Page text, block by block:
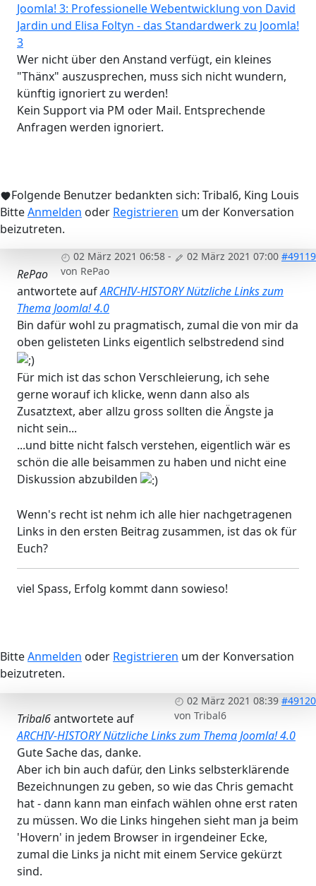
Joomla! 3: Professionelle Webentwicklung von David
Jardin und Elisa Foltyn - das Standardwerk zu Joomla!
3
Wer nicht über den Anstand verfügt, ein kleines
"Thänx" auszusprechen, muss sich nicht wundern,
künftig ignoriert zu werden!
Kein Support via PM oder Mail. Entsprechende
Anfragen werden ignoriert.
Folgende Benutzer bedankten sich: Tribal6, King Louis
BitteAnmelden oder Registrieren um der Konversation
beizutreten.
02 März 2021 06:58 - 02 März 2021 07:00 #49119
von RePao
RePao
antwortete aufARCHIV-HISTORY Nützliche Links zum
Thema Joomla! 4.0
Bin dafür wohl zu pragmatisch, zumal die von mir da
oben gelisteten Links eigentlich selbstredend sind
Für mich ist das schon Verschleierung, ich sehe
gerne worauf ich klicke, wenn dann also als
Zusatztext, aber allzu gross sollten die Ängste ja
nicht sein...
...und bitte nicht falsch verstehen, eigentlich wär es
schön die alle beisammen zu haben und nicht eine
Diskussion abzubilden
Wenn's recht ist nehm ich alle hier nachgetragenen
Links in den ersten Beitrag zusammen, ist das ok für
Euch?
viel Spass, Erfolg kommt dann sowieso!
BitteAnmelden oder Registrieren um der Konversation
beizutreten.
02 März 2021 08:39 #49120
von Tribal6
Tribal6antwortete auf
ARCHIV-HISTORY Nützliche Links zum Thema Joomla! 4.0
Gute Sache das, danke.
Aber ich bin auch dafür, den Links selbsterklärende
Bezeichnungen zu geben, so wie das Chris gemacht
hat - dann kann man einfach wählen ohne erst raten
zu müssen. Wo die Links hingehen sieht man ja beim
'Hovern' in jedem Browser in irgendeiner Ecke,
zumal die Links ja nicht mit einem Service gekürzt
sind.